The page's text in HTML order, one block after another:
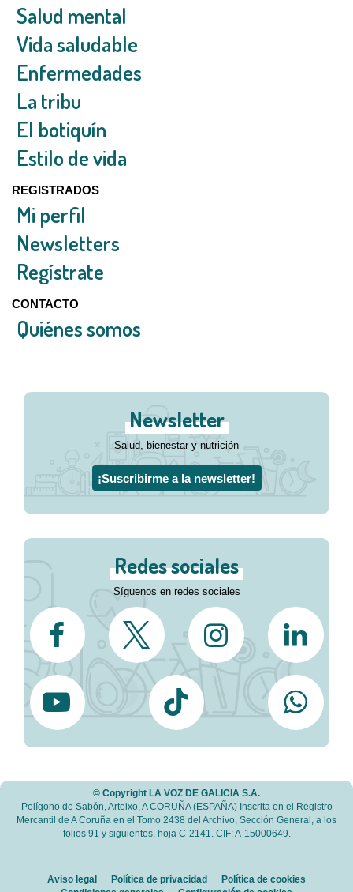
Salud mental
Vida saludable
Enfermedades
La tribu
El botiquín
Estilo de vida
REGISTRADOS
Mi perfil
Newsletters
Regístrate
CONTACTO
Quiénes somos
Newsletter
Salud, bienestar y nutrición
¡Suscribirme a la newsletter!
Redes sociales
Síguenos en redes sociales
© Copyright LA VOZ DE GALICIA S.A.
Polígono de Sabón, Arteixo, A CORUÑA (ESPAÑA) Inscrita en el Registro
Mercantil de A Coruña en el Tomo 2438 del Archivo, Sección General, a los
folios 91 y siguientes, hoja C-2141. CIF: A-15000649.
Aviso legal Política de privacidad
Política de cookies